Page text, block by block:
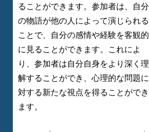
ることができます。参加者は、自分
の物語が他の人によって演じられる
ことで、自分の感情や経験を客観的
に見ることができます。これによ
り、参加者は自分自身をより深く理
解することができ、心理的な問題に
対する新たな視点を得ることができ
ます。